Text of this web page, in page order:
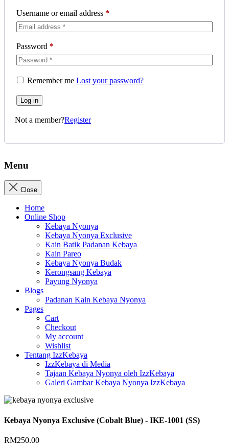
Username or email address *
Password *
Remember me Lost your password?
Log in
Not a member?Register
Menu
Close
Home
Online Shop
Kebaya Nyonya
Kebaya Nyonya Exclusive
Kain Batik Padanan Kebaya
Kain Pareo
Kebaya Nyonya Budak
Kerongsang Kebaya
Payung Nyonya
Blogs
Padanan Kain Kebaya Nyonya
Pages
Cart
Checkout
My account
Wishlist
Tentang IzzKebaya
IzzKebaya di Media
Tajaan Kebaya Nyonya oleh IzzKebaya
Galeri Gambar Kebaya Nyonya IzzKebaya
Kebaya Nyonya Exclusive (Cobalt Blue) - IKE-1001 (SS)
RM250.00